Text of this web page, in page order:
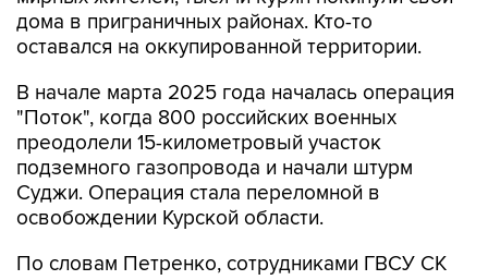
дома в приграничных районах. Кто-то
оставался на оккупированной территории.
В начале марта 2025 года началась операция
"Поток", когда 800 российских военных
преодолели 15-километровый участок
подземного газопровода и начали штурм
Суджи. Операция стала переломной в
освобождении Курской области.
По словам Петренко, сотрудниками ГВСУ СК